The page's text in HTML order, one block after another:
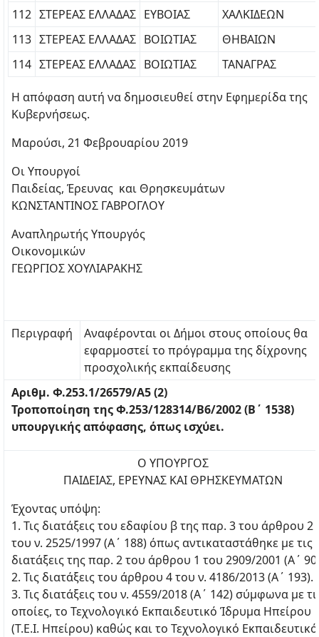
112 ΣΤΕΡΕΑΣ ΕΛΛΑΔΑΣ ΕΥΒΟΙΑΣ
ΧΑΛΚΙΔΕΩΝ
113 ΣΤΕΡΕΑΣ ΕΛΛΑΔΑΣ ΒΟΙΩΤΙΑΣ
ΘΗΒΑΙΩΝ
114 ΣΤΕΡΕΑΣ ΕΛΛΑΔΑΣ ΒΟΙΩΤΙΑΣ ΤΑΝΑΓΡΑΣ
Η απόφαση αυτή να δημοσιευθεί στην Εφημερίδα της
Κυβερνήσεως.
Μαρούσι, 21 Φεβρουαρίου 2019
Οι Υπουργοί
Παιδείας, Έρευνας και Θρησκευμάτων
ΚΩΝΣΤΑΝΤΙΝΟΣ ΓΑΒΡΟΓΛΟΥ
Αναπληρωτής Υπουργός
Οικονομικών
ΓΕΩΡΓΙΟΣ ΧΟΥΛΙΑΡΑΚΗΣ
Περιγραφή
Αναφέρονται οι Δήμοι στους οποίους θα
εφαρμοστεί το πρόγραμμα της δίχρονης
προσχολικής εκπαίδευσης
Αριθμ. Φ.253.1/26579/Α5 (2)
Τροποποίηση της Φ.253/128314/Β6/2002 (Β΄ 1538)
υπουργικής απόφασης, όπως ισχύει.
Ο ΥΠΟΥΡΓΟΣ
ΠΑΙΔΕΙΑΣ, ΕΡΕΥΝΑΣ ΚΑΙ ΘΡΗΣΚΕΥΜΑΤΩΝ
Έχοντας υπόψη:
1. Τις διατάξεις του εδαφίου β της παρ. 3 του άρθρου 2
του ν. 2525/1997 (Α΄ 188) όπως αντικαταστάθηκε με τις
διατάξεις της παρ. 2 του άρθρου 1 του 2909/2001 (Α΄
2. Τις διατάξεις του άρθρου 4 του ν. 4186/2013 (Α΄ 193).
3. Τις διατάξεις του ν. 4559/2018 (Α΄ 142) σύμφωνα με
οποίες, το Τεχνολογικό Εκπαιδευτικό Ίδρυμα Ηπείρου
(Τ.Ε.Ι. Ηπείρου) καθώς και το Τεχνολογικό Εκπαιδευτικό